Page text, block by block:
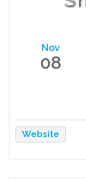
Nov
08
Website